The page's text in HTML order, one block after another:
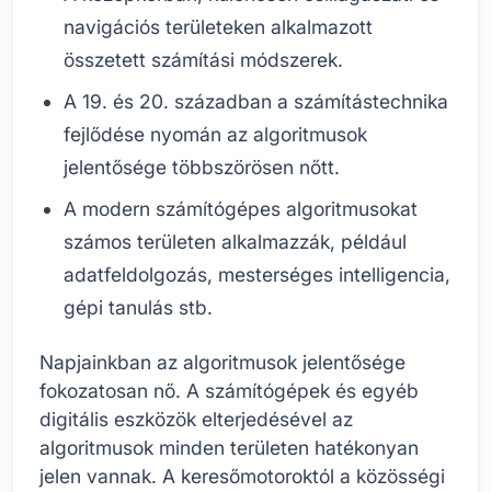
navigációs területeken alkalmazott
összetett számítási módszerek.
A 19. és 20. században a számítástechnika
fejlődése nyomán az algoritmusok
jelentősége többszörösen nőtt.
A modern számítógépes algoritmusokat
számos területen alkalmazzák, például
adatfeldolgozás, mesterséges intelligencia,
gépi tanulás stb.
Napjainkban az algoritmusok jelentősége
fokozatosan nő. A számítógépek és egyéb
digitális eszközök elterjedésével az
algoritmusok minden területen hatékonyan
jelen vannak. A keresőmotoroktól a közösségi